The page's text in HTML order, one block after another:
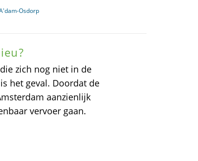
Osdorp
zich nog niet in de
het geval. Doordat de
aanzienlijk
vervoer gaan.